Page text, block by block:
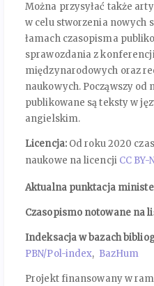
Można przysyłać także
w celu stworzenia nowych
łamach czasopisma
sprawozdania z
międzynarodowych oraz
naukowych. Począwszy od
publikowane są teksty w
angielskim.
Licencja:Od roku 2020
naukowe na licencji CC BY-
Aktualna punktacja
Czasopismo notowane na
Indeksacja w bazach
PBN/Pol-index, BazHum
Projekt finansowany w